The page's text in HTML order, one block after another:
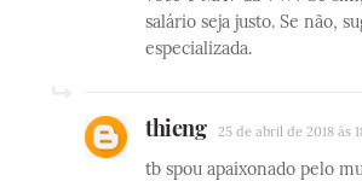
salário seja justo. Se não,
especializada.
thieng 25 de abril de 2018 às
tb spou apaixonado pelo